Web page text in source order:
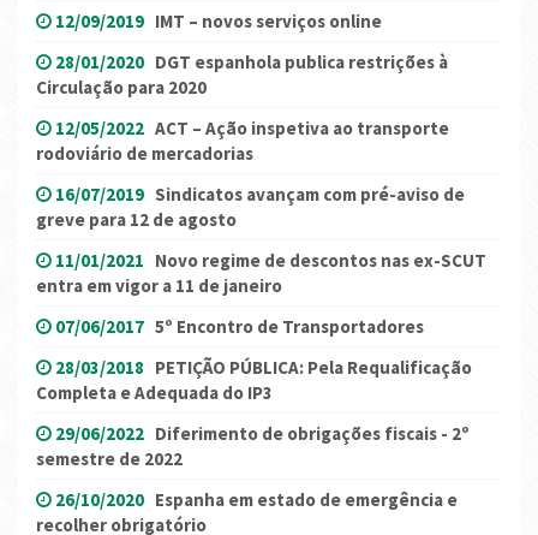
12/09/2019 IMT – novos serviços online
28/01/2020 DGT espanhola publica restrições à
Circulação para 2020
12/05/2022 ACT – Ação inspetiva ao transporte
rodoviário de mercadorias
16/07/2019 Sindicatos avançam com pré-aviso de
greve para 12 de agosto
11/01/2021 Novo regime de descontos nas ex-SCUT
entra em vigor a 11 de janeiro
07/06/2017 5º Encontro de Transportadores
28/03/2018 PETIÇÃO PÚBLICA: Pela Requalificação
Completa e Adequada do IP3
29/06/2022 Diferimento de obrigações fiscais - 2º
semestre de 2022
26/10/2020 Espanha em estado de emergência e
recolher obrigatório